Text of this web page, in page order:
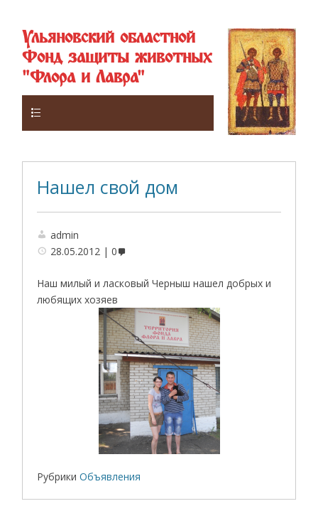
Ульяновский областной
Фонд защиты животных
"Флора и Лавра"
Нашел свой дом
admin
28.05.2012
0
Наш милый и ласковый Черныш нашел добрых и
любящих хозяев
Рубрики Объявления